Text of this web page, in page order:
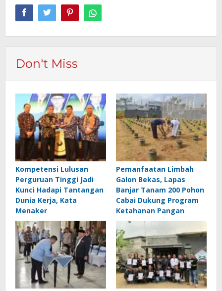
Don't Miss
Kompetensi Lulusan
Perguruan Tinggi Jadi
Kunci Hadapi Tantangan
Dunia Kerja, Kata
Menaker
Pemanfaatan Limbah
Galon Bekas, Lapas
Banjar Tanam 200 Pohon
Cabai Dukung Program
Ketahanan Pangan